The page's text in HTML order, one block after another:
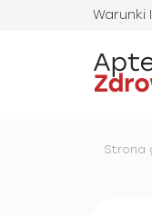
Warunki
Strona